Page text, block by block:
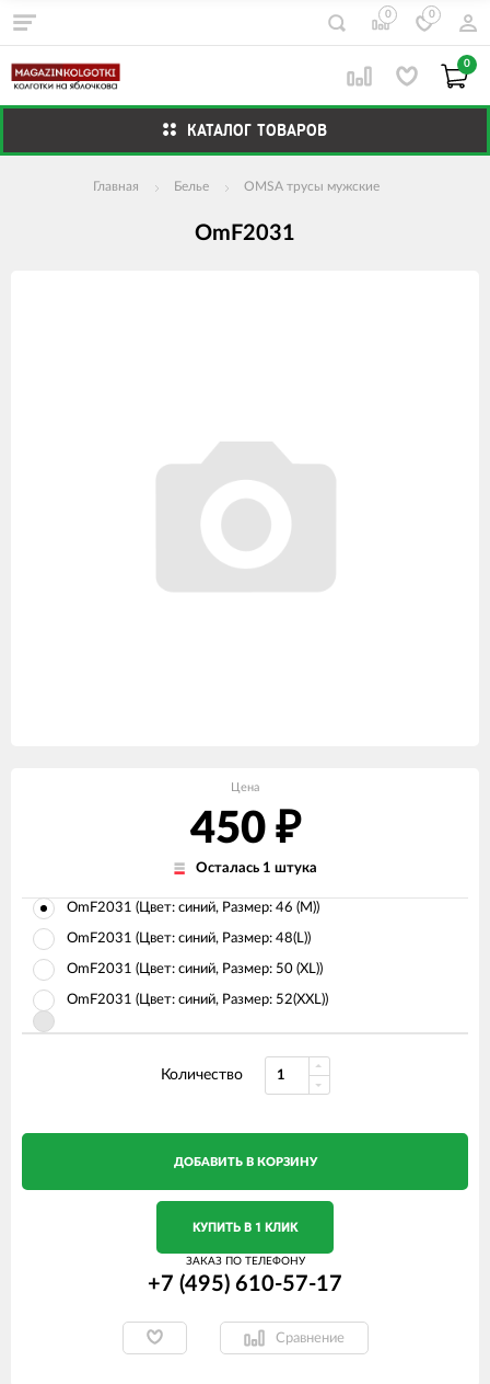
0 0
0
КАТАЛОГ ТОВАРОВ
Главная Белье OMSA трусы мужские
OmF2031
Цена
450 ₽
Осталась 1 штука
OmF2031 (Цвет: синий, Размер: 46 (M))
OmF2031 (Цвет: синий, Размер: 48(L))
OmF2031 (Цвет: синий, Размер: 50 (XL))
OmF2031 (Цвет: синий, Размер: 52(XXL))
Количество
ДОБАВИТЬ В КОРЗИНУ
КУПИТЬ В 1 КЛИК
ЗАКАЗ ПО ТЕЛЕФОНУ
+7 (495) 610-57-17
Сравнение